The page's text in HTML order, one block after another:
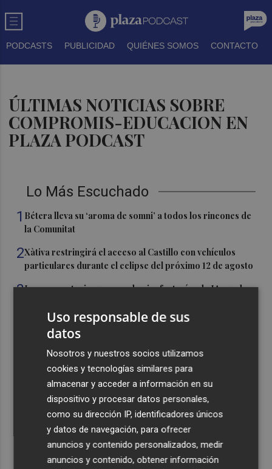
PODCASTS PUBLICIDAD QUIÉNES SOMOS CONTACTO
ÚLTIMAS NOTICIAS SOBRE
COMPROMIS-EDUCACION EN
PLAZA PODCAST
Lo Más Escuchado
1 Bétera lleva su ‘aroma de somni’ a todos los rincones de
la Comunitat
2Xàtiva restringirá el acceso al Castillo con vehículos
particulares durante el eclipse del próximo 12 de agosto
3La convocatoria europea de gigafactorías de IA puede
energía, 'cloud' y ciberseguridad
Telefónica lidera la reputación algorítmica del sector
con una puntuación un 21% superior a la media
El ‘Big Three’ de la restauración acelera: más aperturas,
nuevas inversiones y una batalla que ya no se libra solo
en el precio
Uso responsable de sus
datos
Nosotros y nuestros socios utilizamos
cookies y tecnologías similares para
almacenar y acceder a información en su
dispositivo y procesar datos personales,
como su dirección IP, identificadores únicos
y datos de navegación, para ofrecer
anuncios y contenido personalizados, medir
anuncios y contenido, obtener información